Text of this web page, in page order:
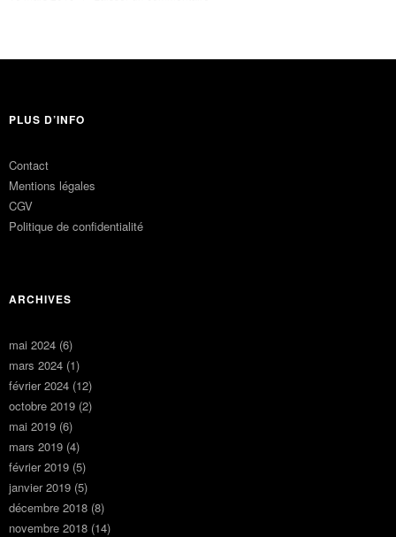
PLUS D’INFO
Contact
Mentions légales
CGV
Politique de confidentialité
ARCHIVES
mai 2024 (6)
mars 2024 (1)
février 2024 (12)
octobre 2019 (2)
mai 2019 (6)
mars 2019 (4)
février 2019 (5)
janvier 2019 (5)
décembre 2018 (8)
novembre 2018 (14)